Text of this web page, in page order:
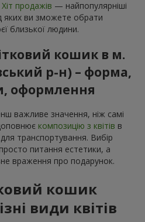
Хіт продажів — найпопулярніші
яких ви зможете обрати
близької людини.
кошик в м.
р-н) – форма,
оформлення
важливе значення, ніж самі
композицію з квітів в
транспортування. Вибір
питання естетики, а
враження про подарунок.
кошик
види квітів